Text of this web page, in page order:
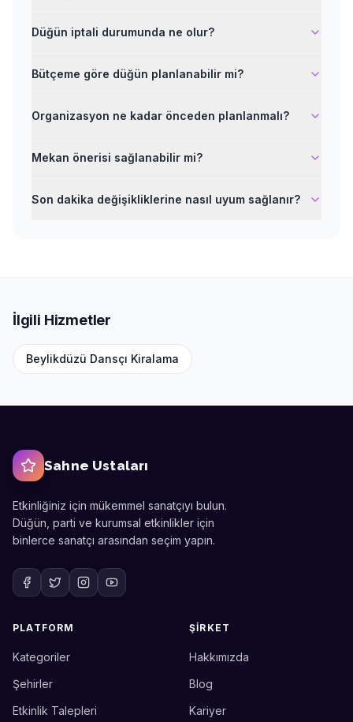
Düğün iptali durumunda ne olur?
Bütçeme göre düğün planlanabilir mi?
Organizasyon ne kadar önceden planlanmalı?
Mekan önerisi sağlanabilir mi?
Son dakika değişikliklerine nasıl uyum sağlanır?
İlgili Hizmetler
Beylikdüzü Dansçı Kiralama
Sahne Ustaları
Etkinliğiniz için mükemmel sanatçıyı bulun.
Düğün, parti ve kurumsal etkinlikler için
binlerce sanatçı arasından seçim yapın.
PLATFORM
Kategoriler
Şehirler
Etkinlik Talepleri
ŞIRKET
Hakkımızda
Blog
Kariyer
Etkinlik uzmanınız
Merhaba! Size nasıl yardımcı